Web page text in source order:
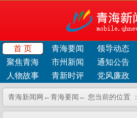
首 页 青海要闻 领导动态
聚焦青海
市州新闻 通知公告
人物故事
青新时评 党风廉政
青海新闻网← ← 您当前的位置 ：
青海要闻